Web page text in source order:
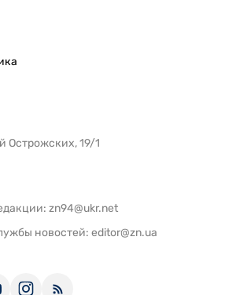
Острожских, 19/1
zn94@ukr.net
новостей: editor@zn.ua